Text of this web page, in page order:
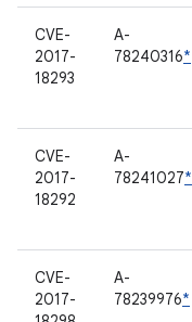
CVE-
2017-
18293
A-
78240316*
CVE-
2017-
18292
A-
78241027*
CVE-
2017-
A-
78239976*